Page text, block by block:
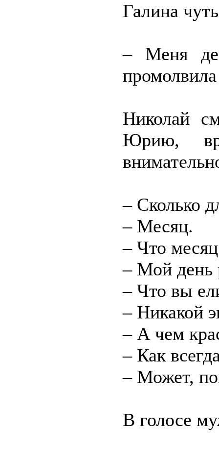
Галина
– Меня
Николай
Юрию,
– Сколько
– Месяц.
– Что
– Мой день
– Что вы
– Никакой
– А чем
– Как
– Может,
В голосе